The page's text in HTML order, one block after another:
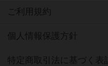
ご利用規約
個人情報保護方針
特定商取引法に基づく表